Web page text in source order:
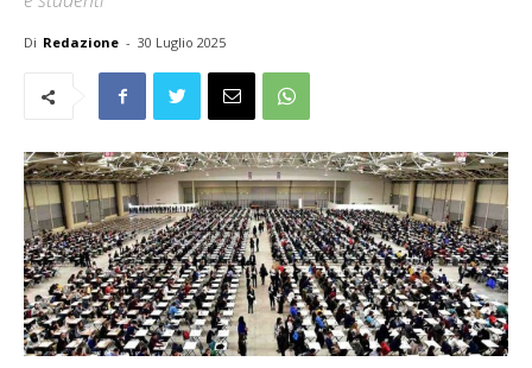
Di Redazione - 30 Luglio 2025